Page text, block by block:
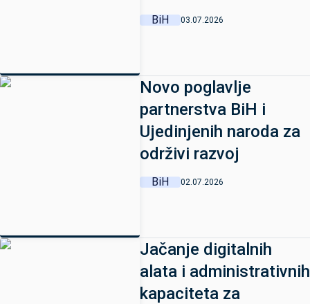
BiH 03.07.2026
Novo poglavlje
partnerstva BiH i
Ujedinjenih naroda za
održivi razvoj
BiH 02.07.2026
Jačanje digitalnih
alata i administrativnih
kapaciteta za